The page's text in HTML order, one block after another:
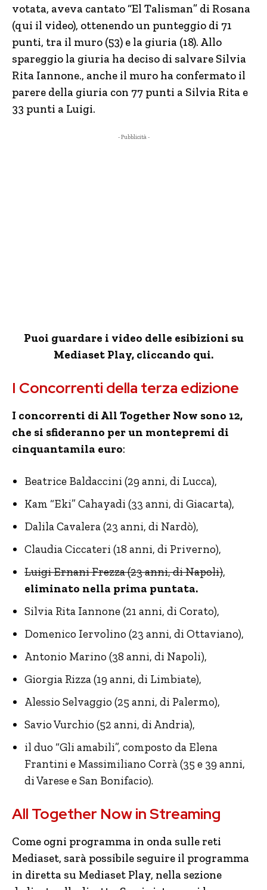
votata, aveva cantato “El Talisman” di Rosana
(qui il video), ottenendo un punteggio di 71
punti, tra il muro (53) e la giuria (18). Allo
spareggio la giuria ha deciso di salvare Silvia
Rita Iannone., anche il muro ha confermato il
parere della giuria con 77 punti a Silvia Rita e
33 punti a Luigi.
- Pubblicità -
Puoi guardare i video delle esibizioni su
Mediaset Play, cliccando qui.
I Concorrenti della terza edizione
I concorrenti di All Together Now sono 12,
che si sfideranno per un montepremi di
cinquantamila euro:
Beatrice Baldaccini (29 anni, di Lucca),
Kam “Eki” Cahayadi (33 anni, di Giacarta),
Dalila Cavalera (23 anni, di Nardò),
Claudia Ciccateri (18 anni, di Priverno),
Luigi Ernani Frezza (23 anni, di Napoli),
eliminato nella prima puntata.
Silvia Rita Iannone (21 anni, di Corato),
Domenico Iervolino (23 anni, di Ottaviano),
Antonio Marino (38 anni, di Napoli),
Giorgia Rizza (19 anni, di Limbiate),
Alessio Selvaggio (25 anni, di Palermo),
Savio Vurchio (52 anni, di Andria),
il duo “Gli amabili”, composto da Elena
Frantini e Massimiliano Corrà (35 e 39 anni,
di Varese e San Bonifacio).
All Together Now in Streaming
Come ogni programma in onda sulle reti
Mediaset, sarà possibile seguire il programma
in diretta su Mediaset Play, nella sezione